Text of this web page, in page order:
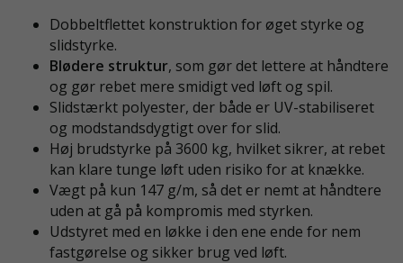
Dobbeltflettet konstruktion for øget styrke og
slidstyrke.
Blødere struktur, som gør det lettere at håndtere
og gør rebet mere smidigt ved løft og spil.
Slidstærkt polyester, der både er UV-stabiliseret
og modstandsdygtigt over for slid.
Høj brudstyrke på 3600 kg, hvilket sikrer, at rebet
kan klare tunge løft uden risiko for at knække.
Vægt på kun 147 g/m, så det er nemt at håndtere
uden at gå på kompromis med styrken.
Udstyret med en løkke i den ene ende for nem
fastgørelse og sikker brug ved løft.